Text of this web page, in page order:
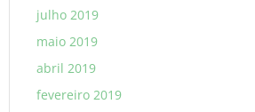
julho 2019
maio 2019
abril 2019
fevereiro 2019